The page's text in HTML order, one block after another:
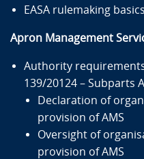
EASA rulemaking basics
Apron Management
Authority requirements
139/20124 – Subparts
Declaration of
provision of AMS
Oversight of
provision of AMS